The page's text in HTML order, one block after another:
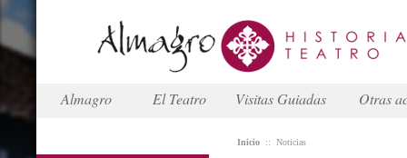
Almagro El Teatro Visitas Guiadas Otras
Inicio :: Noticias